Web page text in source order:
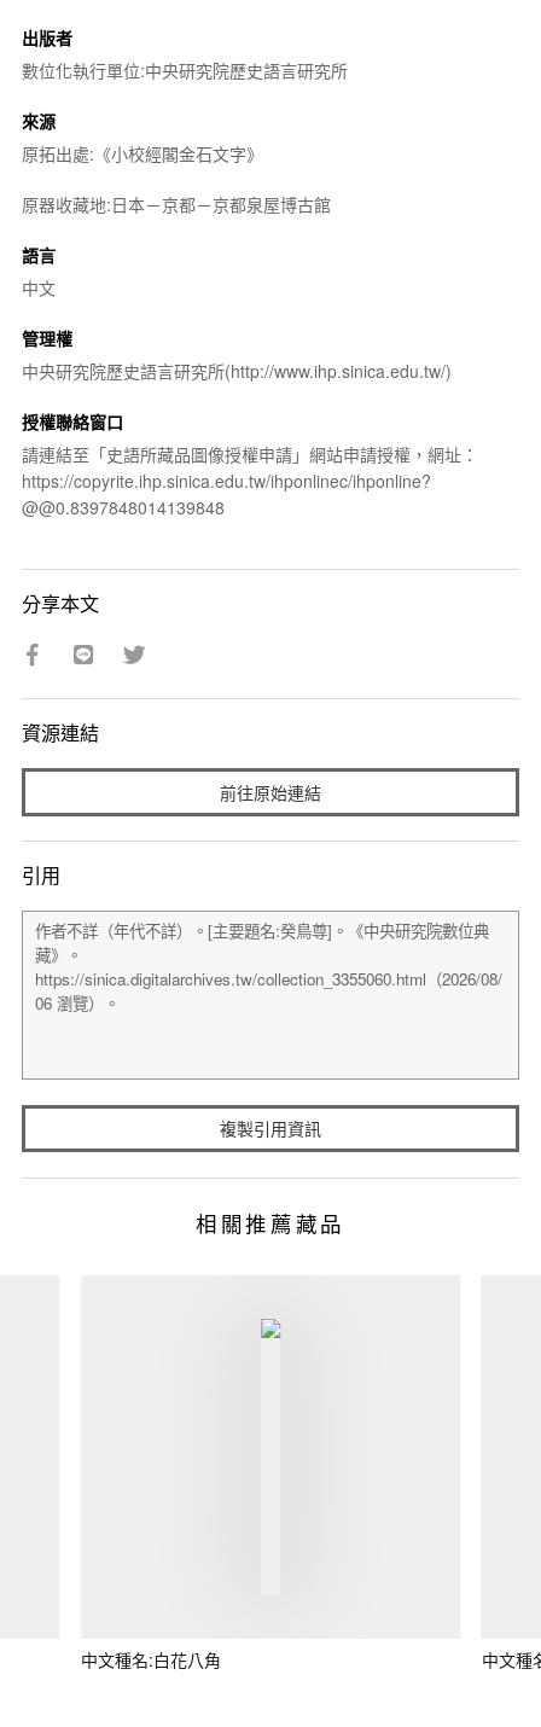
出版者
數位化執行單位:中央研究院歷史語言研究所
來源
原拓出處:《小校經閣金石文字》
原器收藏地:日本－京都－京都泉屋博古館
語言
中文
管理權
中央研究院歷史語言研究所(http://www.ihp.sinica.edu.tw/)
授權聯絡窗口
請連結至「史語所藏品圖像授權申請」網站申請授權，網址：
https://copyrite.ihp.sinica.edu.tw/ihponlinec/ihponline?
@@0.8397848014139848
分享本文
資源連結
前往原始連結
引用
複製引用資訊
相關推薦藏品
中文種名:白花八角 中文種